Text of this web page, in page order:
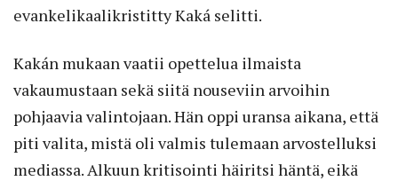
evankelikaalikristitty Kaká selitti.
Kakán mukaan vaatii opettelua ilmaista
vakaumustaan sekä siitä nouseviin arvoihin
pohjaavia valintojaan. Hän oppi uransa aikana, että
piti valita, mistä oli valmis tulemaan arvostelluksi
mediassa. Alkuun kritisointi häiritsi häntä, eikä